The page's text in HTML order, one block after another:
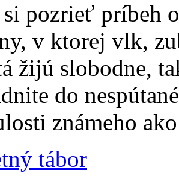
pozrieť príbeh
v ktorej vlk,
žijú slobodne,
do
známeho
tábor